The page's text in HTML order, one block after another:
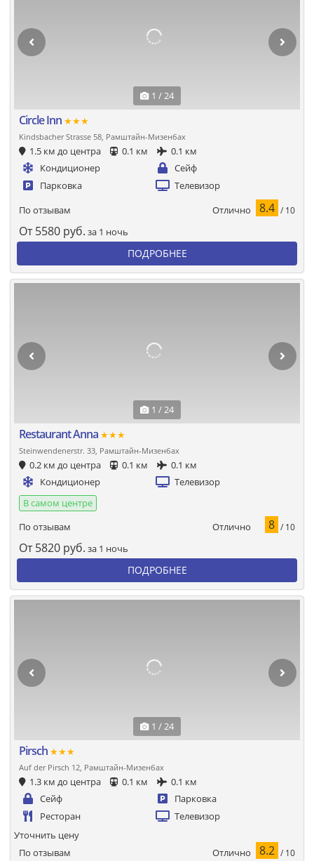
1 / 24
Circle Inn ★★★
Kindsbacher Strasse 58, Рамштайн-Мизенбах
1.5 км до центра 0.1 км
0.1 км
Кондиционер
Сейф
Парковка
Телевизор
По отзывам Отлично 8.4 / 10
От 5580 руб. за 1 ночь
ПОДРОБНЕЕ
1 / 24
Restaurant Anna ★★★
Steinwendenerstr. 33, Рамштайн-Мизенбах
0.2 км до центра 0.1 км
0.1 км
Кондиционер
Телевизор
В самом центре
По отзывам
Отлично 8 / 10
От 5820 руб. за 1 ночь
ПОДРОБНЕЕ
1 / 24
Pirsch ★★★
Auf der Pirsch 12, Рамштайн-Мизенбах
1.3 км до центра 0.1 км
0.1 км
Сейф
Парковка
Ресторан
Телевизор
По отзывам Отлично 8.2 / 10
Уточнить цену